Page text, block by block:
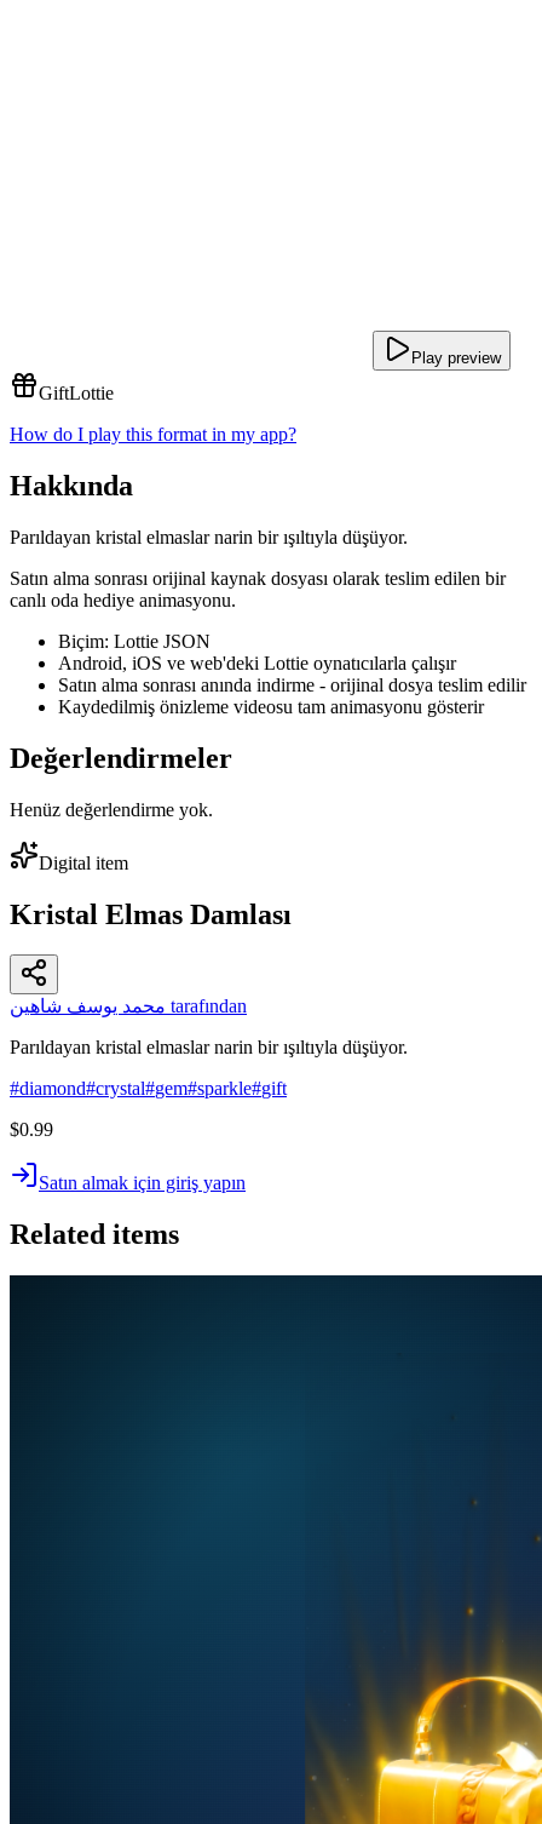
Play preview
GiftLottie
How do I play this format in my app?
Hakkında
Parıldayan kristal elmaslar narin bir ışıltıyla düşüyor.
Satın alma sonrası orijinal kaynak dosyası olarak teslim edilen bir
canlı oda hediye animasyonu.
Biçim: Lottie JSON
Android, iOS ve web'deki Lottie oynatıcılarla çalışır
Satın alma sonrası anında indirme - orijinal dosya teslim edilir
Kaydedilmiş önizleme videosu tam animasyonu gösterir
Değerlendirmeler
Henüz değerlendirme yok.
Digital item
Kristal Elmas Damlası
محمد يوسف شاهين tarafından
Parıldayan kristal elmaslar narin bir ışıltıyla düşüyor.
#diamond#crystal#gem#sparkle#gift
$0.99
Satın almak için giriş yapın
Related items